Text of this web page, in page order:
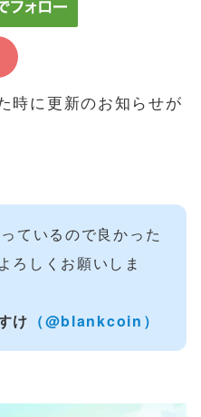
時に更新のお知らせが
ているので良かった
ろしくお願いしま
け （@blankcoin）